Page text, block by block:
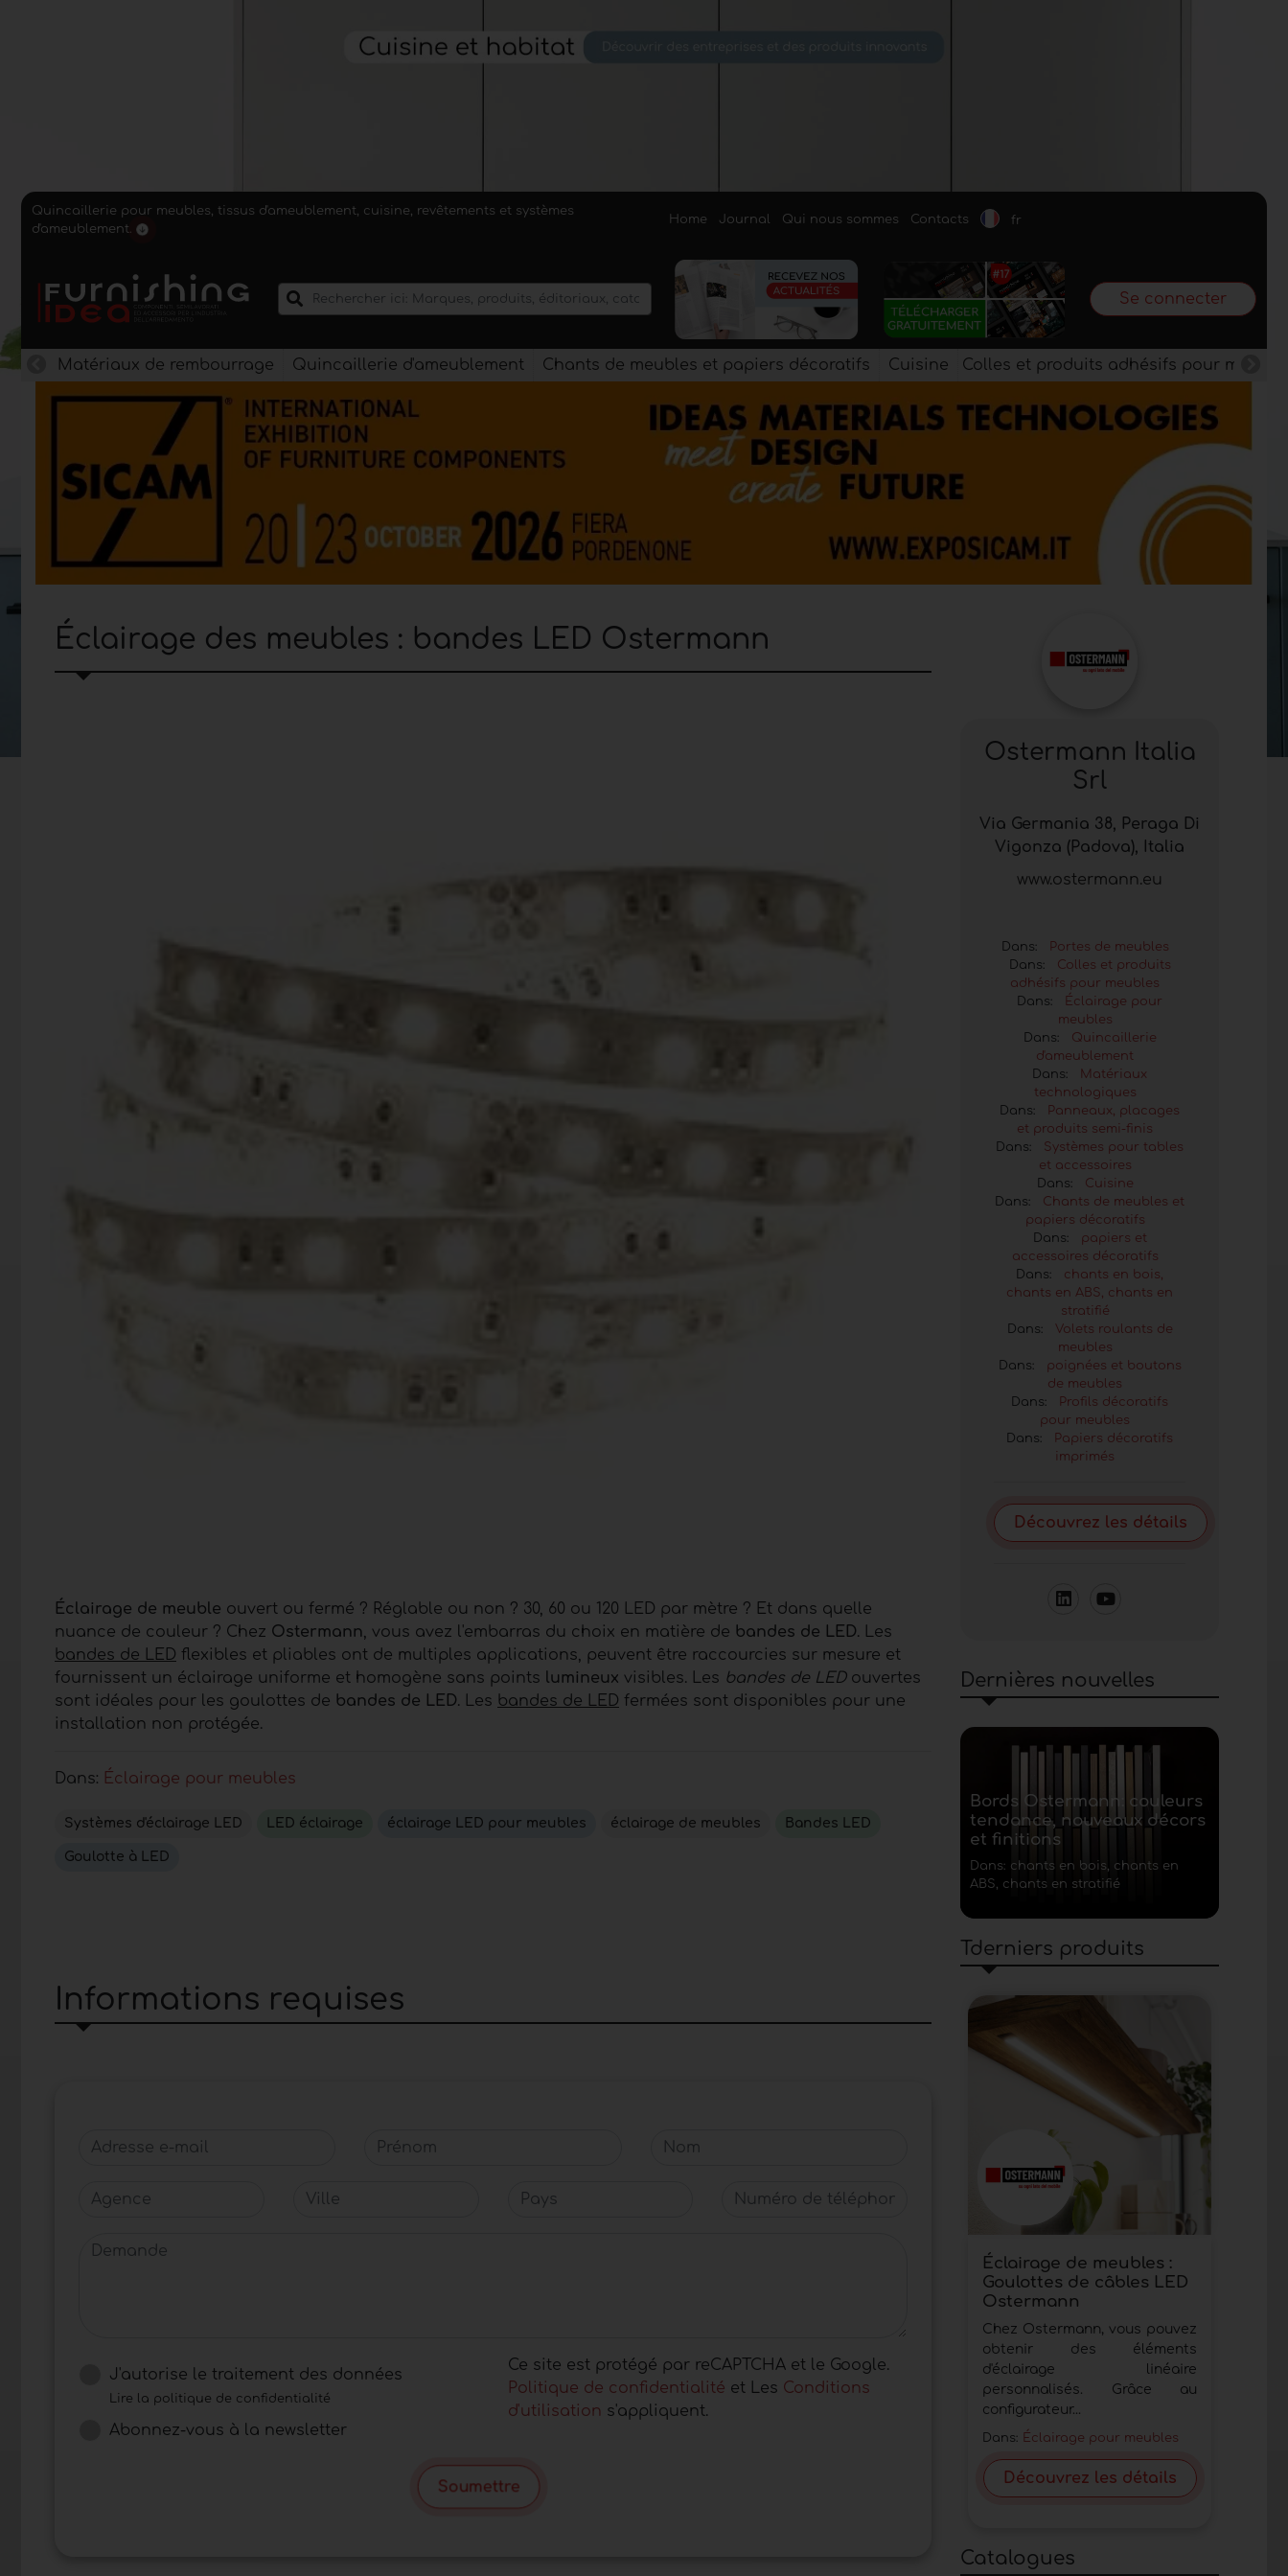
Quincaillerie pour meubles, tissus d'ameublement, cuisine, revêtements et systèmes
d'ameublement.
Home Journal Qui nous sommes Contacts fr
Se connecter
Matériaux de rembourrage Quincaillerie d'ameublement Chants de meubles et papiers décoratifs Cuisine Colles et produits adhésifs pour
Éclairage des meubles : bandes LED Ostermann
Éclairage de meuble ouvert ou fermé ? Réglable ou non ? 30, 60 ou 120 LED par mètre ? Et dans quelle
nuance de couleur ? Chez Ostermann, vous avez l'embarras du choix en matière de bandes de LED. Les
bandes de LED flexibles et pliables ont de multiples applications, peuvent être raccourcies sur mesure et
fournissent un éclairage uniforme et homogène sans points lumineux visibles. Les bandes de LEDouvertes
sont idéales pour les goulottes de bandes de LED. Les bandes de LED fermées sont disponibles pour une
installation non protégée.
Dans: Éclairage pour meubles
Systèmes d'éclairage LED LED éclairage éclairage LED pour meubles éclairage de meubles Bandes LED
Goulotte à LED
Informations requises
Adresse e-mail Prénom Nom
Agence Ville Pays Numéro de téléphone
Demande
J'autorise le traitement des données
Lire la politique de confidentialité
Abonnez-vous à la newsletter
Ce site est protégé par reCAPTCHA et le Google.
Politique de confidentialité et Les Conditions
d'utilisation s'appliquent.
Soumettre
Ostermann Italia
Srl
Via Germania 38, Peraga Di
Vigonza (Padova), Italia
www.ostermann.eu
Dans:
Portes de meubles
Dans:
Colles et produits
adhésifs pour meubles
Dans:
Éclairage pour
meubles
Dans:
Quincaillerie
d'ameublement
Dans:
Matériaux
technologiques
Dans:
Panneaux, placages
et produits semi-finis
Dans: Systèmes pour tables
et accessoires
Dans:
Cuisine
Dans: Chants de meubles et
papiers décoratifs
Dans:
papiers et
accessoires décoratifs
Dans: chants en bois,
chants en ABS, chants en
stratifié
Dans:
Volets roulants de
meubles
Dans:
poignées et boutons
de meubles
Dans:
Profils décoratifs
pour meubles
Dans:
Papiers décoratifs
imprimés
Découvrez les détails
Dernières nouvelles
Bords Ostermann: couleurs
tendance, nouveaux décors
et finitions
Dans: chants en bois, chants en
ABS, chants en stratifié
Tderniers produits
Éclairage de meubles :
Goulottes de câbles LED
Ostermann
Chez Ostermann, vous pouvez
obtenir des éléments
d'éclairage linéaire
personnalisés. Grâce au
configurateur...
Dans: Éclairage pour meubles
Découvrez les détails
Catalogues